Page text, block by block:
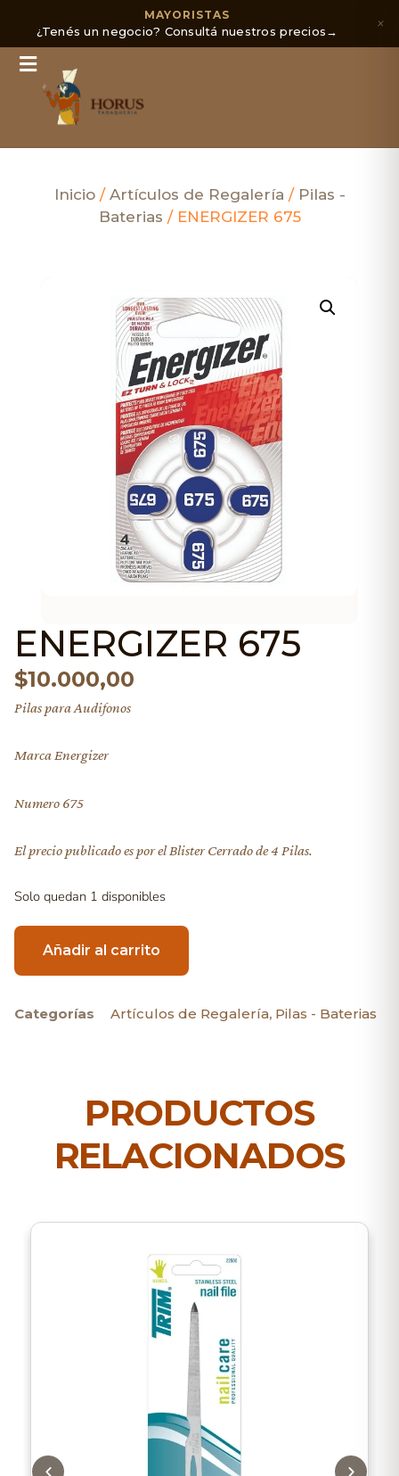
MAYORISTAS
¿Tenés un negocio? Consultá nuestros precios→ ×
Inicio/ Artículos de Regalería / Pilas -
Baterias / ENERGIZER 675
ENERGIZER 675
$10.000,00
Pilas para Audifonos
Marca Energizer
Numero 675
El precio publicado es por el Blister Cerrado de 4 Pilas.
Solo quedan 1 disponibles
Añadir al carrito
Categorías Artículos de Regalería, Pilas - Baterias
PRODUCTOS
RELACIONADOS